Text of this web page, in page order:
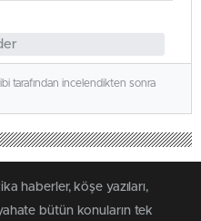
tarafından incelendikten sonra
haberler, köşe yazıları,
bütün konuların tek